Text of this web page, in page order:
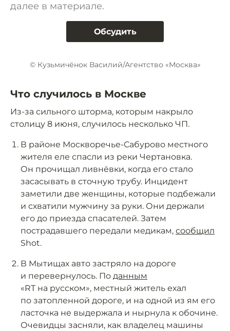
далее в материале.
Обсудить
© Кузьмичёнок Василий/Агентство «Москва»
Что случилось в Москве
Из-за сильного шторма, которым накрыло
столицу 8 июня, случилось несколько ЧП.
В районе Москворечье-Сабурово местного
жителя еле спасли из реки Чертановка.
Он прочищал ливнёвки, когда его стало
засасывать в сточную трубу. Инцидент
заметили две женщины, которые подбежали
и схватили мужчину за руки. Они держали
его до приезда спасателей. Затем
пострадавшего передали медикам, сообщил
Shot.
В Мытищах авто застряло на дороге
и перевернулось. По данным
«RT на русском», местный житель ехал
по затопленной дороге, и на одной из ям его
ласточка не выдержала и нырнула к обочине.
Очевидцы засняли, как владелец машины